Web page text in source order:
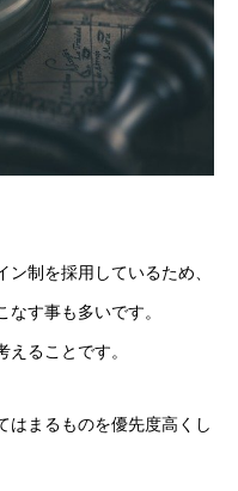
制を採用しているため、
す事も多いです。
ることです。
はまるものを優先度高くし